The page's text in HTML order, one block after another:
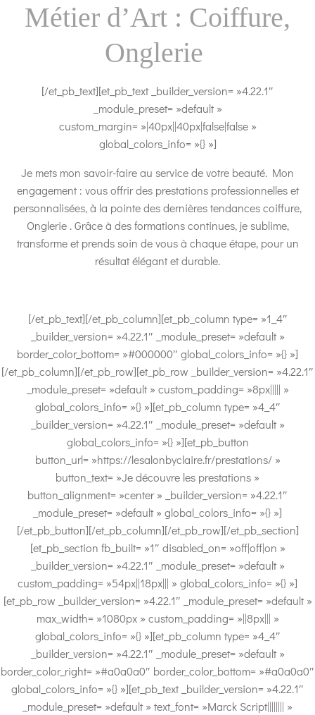
Métier d’Art : Coiffure,
Onglerie
[/et_pb_text][et_pb_text _builder_version= »4.22.1″
_module_preset= »default »
custom_margin= »|40px||40px|false|false »
global_colors_info= »{} »]
Je mets mon savoir-faire au service de votre beauté. Mon
engagement : vous offrir des prestations professionnelles et
personnalisées, à la pointe des dernières tendances coiffure,
Onglerie . Grâce à des formations continues, je sublime,
transforme et prends soin de vous à chaque étape, pour un
résultat élégant et durable.
[/et_pb_text][/et_pb_column][et_pb_column type= »1_4″
_builder_version= »4.22.1″ _module_preset= »default »
border_color_bottom= »#000000″ global_colors_info= »{} »]
[/et_pb_column][/et_pb_row][et_pb_row _builder_version= »4.22.1″
_module_preset= »default » custom_padding= »8px||||| »
global_colors_info= »{} »][et_pb_column type= »4_4″
_builder_version= »4.22.1″ _module_preset= »default »
global_colors_info= »{} »][et_pb_button
button_url= »https://lesalonbyclaire.fr/prestations/ »
button_text= »Je découvre les prestations »
button_alignment= »center » _builder_version= »4.22.1″
_module_preset= »default » global_colors_info= »{} »]
[/et_pb_button][/et_pb_column][/et_pb_row][/et_pb_section]
[et_pb_section fb_built= »1″ disabled_on= »off|off|on »
_builder_version= »4.22.1″ _module_preset= »default »
custom_padding= »54px||18px||| » global_colors_info= »{} »]
[et_pb_row _builder_version= »4.22.1″ _module_preset= »default »
max_width= »1080px » custom_padding= »||8px||| »
global_colors_info= »{} »][et_pb_column type= »4_4″
_builder_version= »4.22.1″ _module_preset= »default »
border_color_right= »#a0a0a0″ border_color_bottom= »#a0a0a0″
global_colors_info= »{} »][et_pb_text _builder_version= »4.22.1″
_module_preset= »default » text_font= »Marck Script|||||||| »